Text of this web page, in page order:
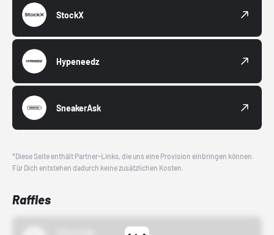
StockX
Hypeneedz
SneakerAsk
*Diese Seite enthält Partner-Links, die uns eine Provision einbringen können.
Für Dich entstehen dadurch keine zusätzlichen Kosten.
Raffles